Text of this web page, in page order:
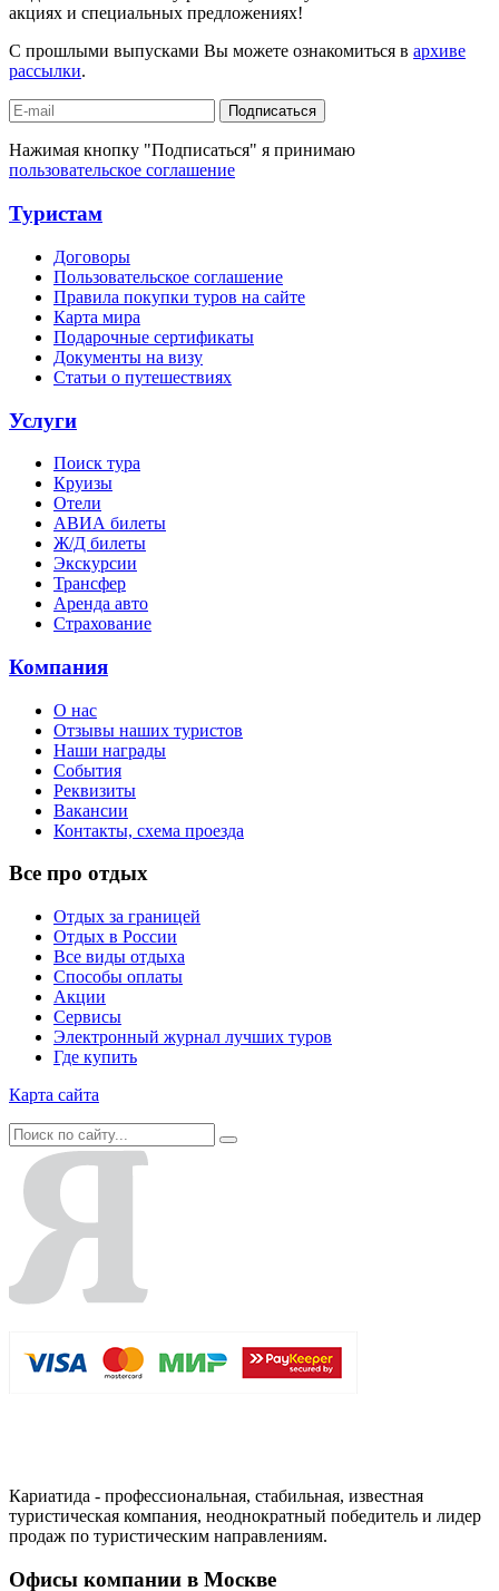
акциях и специальных предложениях!
С прошлыми выпусками Вы можете ознакомиться в архиве
рассылки.
Подписаться
Нажимая кнопку "Подписаться" я принимаю
пользовательское соглашение
Туристам
Договоры
Пользовательское соглашение
Правила покупки туров на сайте
Карта мира
Подарочные сертификаты
Документы на визу
Статьи о путешествиях
Услуги
Поиск тура
Круизы
Отели
АВИА билеты
Ж/Д билеты
Экскурсии
Трансфер
Аренда авто
Страхование
Компания
О нас
Отзывы наших туристов
Наши награды
События
Реквизиты
Вакансии
Контакты, схема проезда
Все про отдых
Отдых за границей
Отдых в России
Все виды отдыха
Способы оплаты
Акции
Сервисы
Электронный журнал лучших туров
Где купить
Карта сайта
Кариатида - профессиональная, стабильная, известная
туристическая компания, неоднократный победитель и лидер
продаж по туристическим направлениям.
Офисы компании в Москве